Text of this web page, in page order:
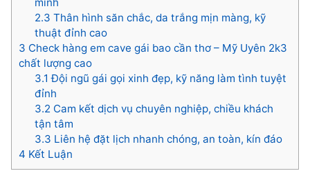
2.3 Thân hình săn chắc, da trắng mịn màng, kỹ
thuật đỉnh cao
3 Check hàng em cave gái bao cần thơ – Mỹ Uyên 2k3
chất lượng cao
3.1 Đội ngũ gái gọi xinh đẹp, kỹ năng làm tình tuyệt
đỉnh
3.2 Cam kết dịch vụ chuyên nghiệp, chiều khách
tận tâm
3.3 Liên hệ đặt lịch nhanh chóng, an toàn, kín đáo
4 Kết Luận